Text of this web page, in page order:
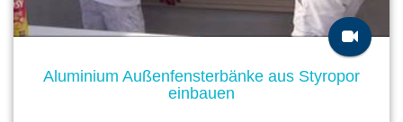
Aluminium Außenfensterbänke aus Styropor
einbauen